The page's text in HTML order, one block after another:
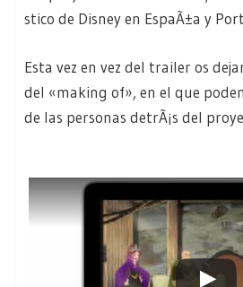
stico de Disney en EspaÃ±a y
Esta vez en vez del trailer os
del «making of», en el que
de las personas detrÃ¡s del